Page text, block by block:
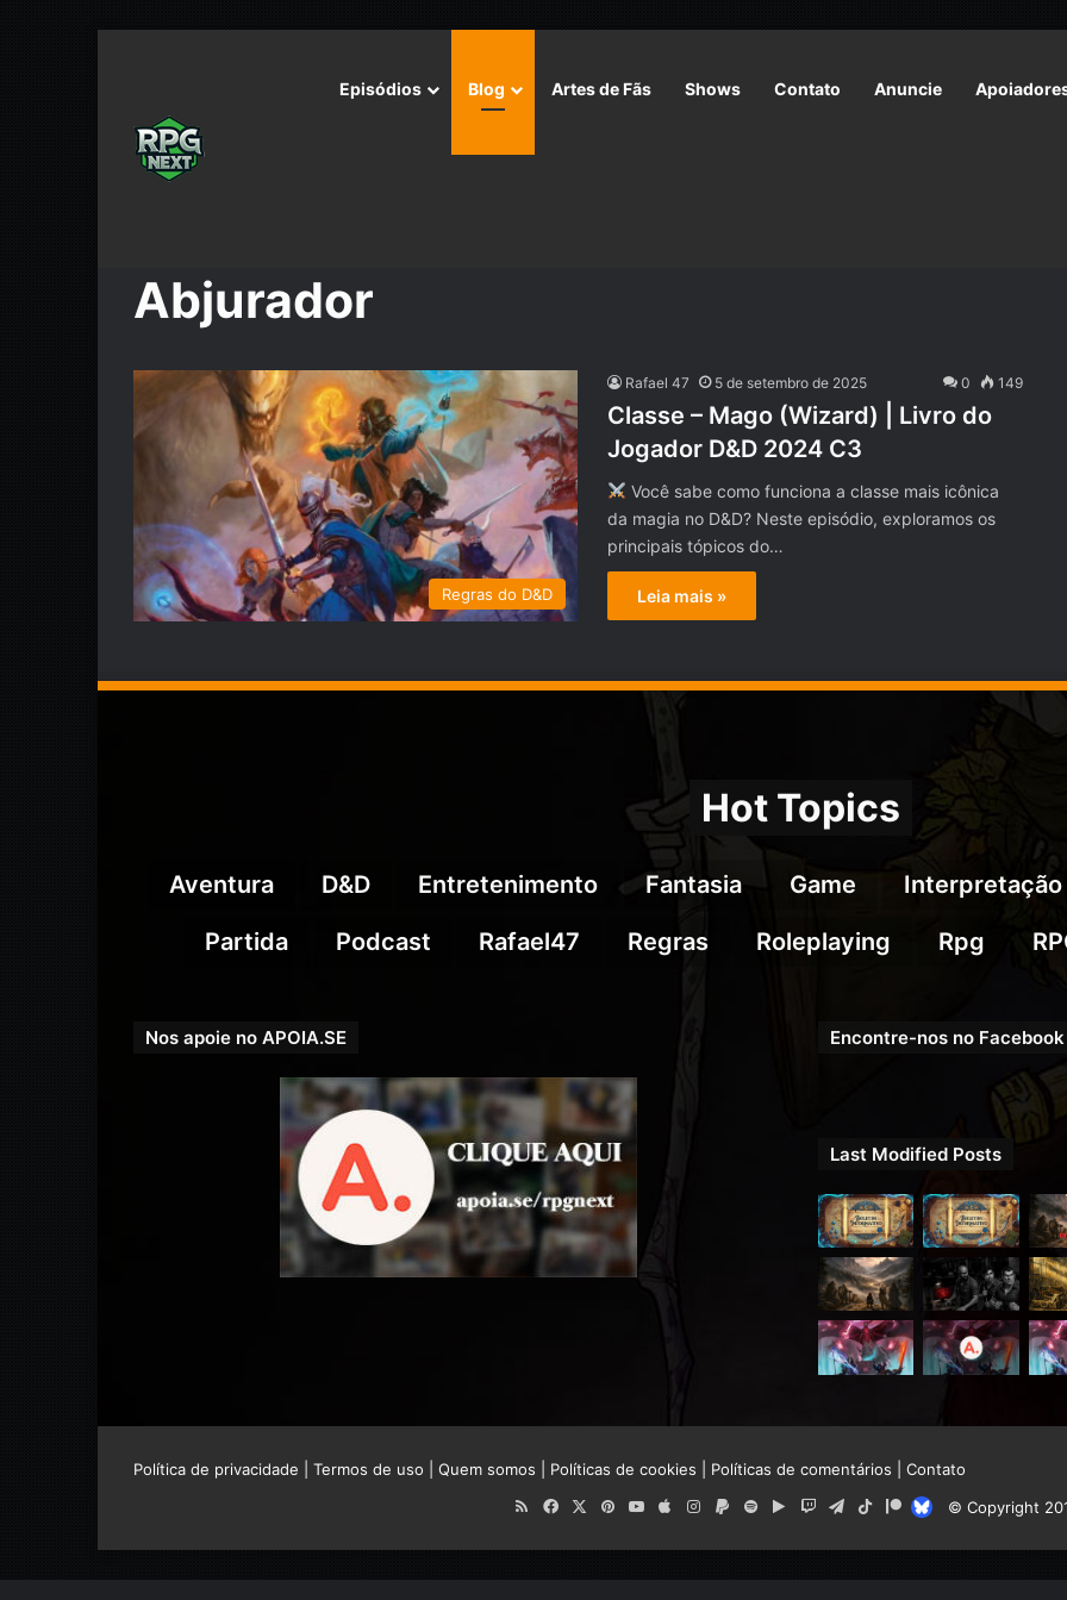
Episódios Blog Artes de Fãs Shows Contato Anuncie
Abjurador
Regras do D&D
Rafael 47 5 de setembro de 2025 0 149
Classe – Mago (Wizard) | Livro do
Jogador D&D 2024 C3
Você sabe como funciona a classe mais icônica
da magia no D&D? Neste episódio, exploramos os
principais tópicos do…
Leia mais »
Hot Topics
Aventura D&D Entretenimento Fantasia Game Interpretação
Partida
Podcast Rafael47 Regras Roleplaying Rpg
Nos apoie no APOIA.SE Encontre-nos no Facebook
Last Modified Posts
Política de privacidade Termos de uso Quem somos Políticas de cookies Políticas de comentários
Contato
© Copyright
RSSFacebook
X PinterestYouTube
AppleInstagram
PaypalSpotifyGoogleTwitchTelegram
TikTokPatreonBluesky